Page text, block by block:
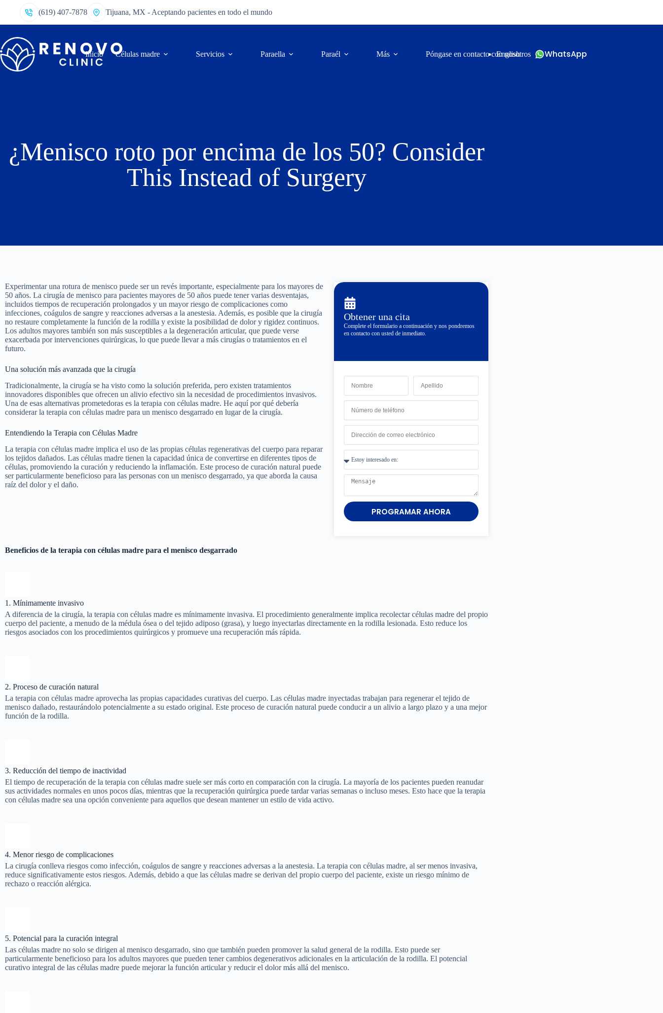
(619) 407-7878 Tijuana, MX - Aceptando pacientes en todo el mundo
Inicio Células madre Servicios Paraella Paraél Más Póngase en contacto con nosotros
English WhatsApp
¿Menisco roto por encima de los 50? Consider
This Instead of Surgery
Experimentar una rotura de menisco puede ser un revés importante, especialmente para los mayores de
50 años. La cirugía de menisco para pacientes mayores de 50 años puede tener varias desventajas,
incluidos tiempos de recuperación prolongados y un mayor riesgo de complicaciones como
infecciones, coágulos de sangre y reacciones adversas a la anestesia. Además, es posible que la cirugía
no restaure completamente la función de la rodilla y existe la posibilidad de dolor y rigidez continuos.
Los adultos mayores también son más susceptibles a la degeneración articular, que puede verse
exacerbada por intervenciones quirúrgicas, lo que puede llevar a más cirugías o tratamientos en el
futuro.
Una solución más avanzada que la cirugía
Tradicionalmente, la cirugía se ha visto como la solución preferida, pero existen tratamientos
innovadores disponibles que ofrecen un alivio efectivo sin la necesidad de procedimientos invasivos.
Una de esas alternativas prometedoras es la terapia con células madre. He aquí por qué debería
considerar la terapia con células madre para un menisco desgarrado en lugar de la cirugía.
Entendiendo la Terapia con Células Madre
La terapia con células madre implica el uso de las propias células regenerativas del cuerpo para reparar
los tejidos dañados. Las células madre tienen la capacidad única de convertirse en diferentes tipos de
células, promoviendo la curación y reduciendo la inflamación. Este proceso de curación natural puede
ser particularmente beneficioso para las personas con un menisco desgarrado, ya que aborda la causa
raíz del dolor y el daño.
Obtener una cita
Complete el formulario a continuación y nos pondremos
en contacto con usted de inmediato.
PROGRAMAR AHORA
Beneficios de la terapia con células madre para el menisco desgarrado
1. Mínimamente invasivo
A diferencia de la cirugía, la terapia con células madre es mínimamente invasiva. El procedimiento generalmente implica recolectar células madre del propio
cuerpo del paciente, a menudo de la médula ósea o del tejido adiposo (grasa), y luego inyectarlas directamente en la rodilla lesionada. Esto reduce los
riesgos asociados con los procedimientos quirúrgicos y promueve una recuperación más rápida.
2. Proceso de curación natural
La terapia con células madre aprovecha las propias capacidades curativas del cuerpo. Las células madre inyectadas trabajan para regenerar el tejido de
menisco dañado, restaurándolo potencialmente a su estado original. Este proceso de curación natural puede conducir a un alivio a largo plazo y a una mejor
función de la rodilla.
3. Reducción del tiempo de inactividad
El tiempo de recuperación de la terapia con células madre suele ser más corto en comparación con la cirugía. La mayoría de los pacientes pueden reanudar
sus actividades normales en unos pocos días, mientras que la recuperación quirúrgica puede tardar varias semanas o incluso meses. Esto hace que la terapia
con células madre sea una opción conveniente para aquellos que desean mantener un estilo de vida activo.
4. Menor riesgo de complicaciones
La cirugía conlleva riesgos como infección, coágulos de sangre y reacciones adversas a la anestesia. La terapia con células madre, al ser menos invasiva,
reduce significativamente estos riesgos. Además, debido a que las células madre se derivan del propio cuerpo del paciente, existe un riesgo mínimo de
rechazo o reacción alérgica.
5. Potencial para la curación integral
Las células madre no solo se dirigen al menisco desgarrado, sino que también pueden promover la salud general de la rodilla. Esto puede ser
particularmente beneficioso para los adultos mayores que pueden tener cambios degenerativos adicionales en la articulación de la rodilla. El potencial
curativo integral de las células madre puede mejorar la función articular y reducir el dolor más allá del menisco.